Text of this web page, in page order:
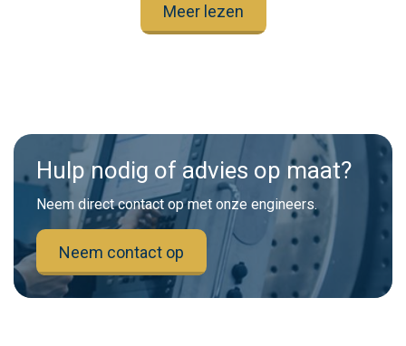
Meer lezen
Hulp nodig of advies op maat?
Neem direct contact op met onze engineers.
Neem contact op